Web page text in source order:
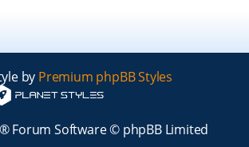
by Premium phpBB Styles
Forum Software © phpBB Limited